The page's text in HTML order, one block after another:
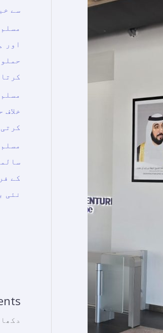
سے
اور
کے
نئی